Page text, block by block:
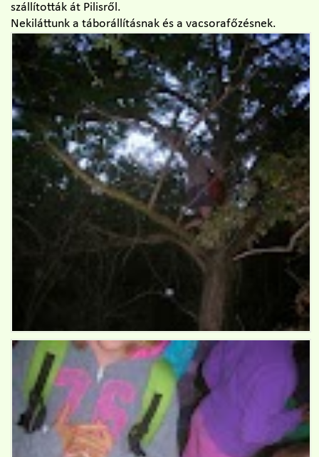
szállították át Pilisről.
Nekiláttunk a táborállításnak és a vacsorafőzésnek.